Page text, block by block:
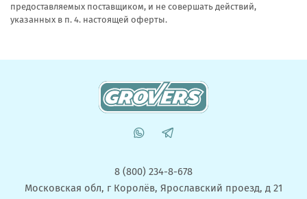
предоставляемых поставщиком, и не совершать действий,
указанных в п. 4. настоящей оферты.
8 (800) 234-8-678
Московская обл, г Королёв, Ярославский проезд, д 21